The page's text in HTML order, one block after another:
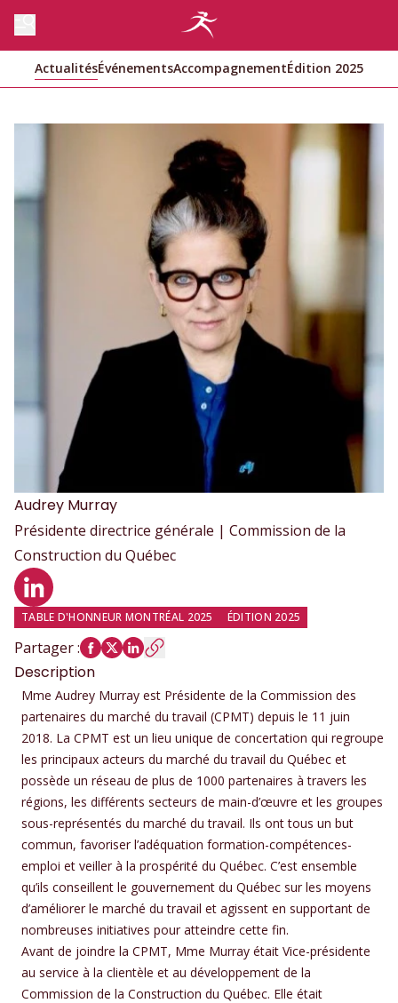
ActualitésÉvénementsAccompagnementÉdition 2025
Audrey Murray
Présidente directrice générale | Commission de la
Construction du Québec
Profil LinkedIn
TABLE D'HONNEUR MONTRÉAL 2025 ÉDITION 2025
Partager:
Description
Mme Audrey Murray est Présidente de la Commission des
partenaires du marché du travail (CPMT) depuis le 11 juin
2018. La CPMT est un lieu unique de concertation qui regroupe
les principaux acteurs du marché du travail du Québec et
possède un réseau de plus de 1000 partenaires à travers les
régions, les différents secteurs de main-d’œuvre et les groupes
sous-représentés du marché du travail. Ils ont tous un but
commun, favoriser l’adéquation formation-compétences-
emploi et veiller à la prospérité du Québec. C’est ensemble
qu’ils conseillent le gouvernement du Québec sur les moyens
d’améliorer le marché du travail et agissent en supportant de
nombreuses initiatives pour atteindre cette fin.
Avant de joindre la CPMT, Mme Murray était Vice-présidente
au service à la clientèle et au développement de la
Commission de la Construction du Québec. Elle était